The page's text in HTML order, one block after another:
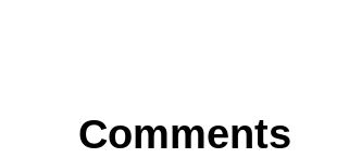
Comments